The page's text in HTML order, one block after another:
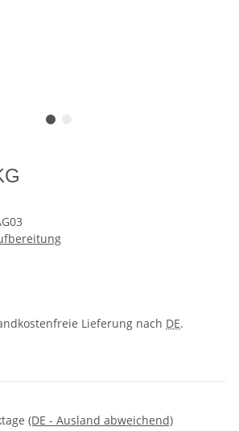
Lieferung nach DE.
(DE - Ausland abweichend)